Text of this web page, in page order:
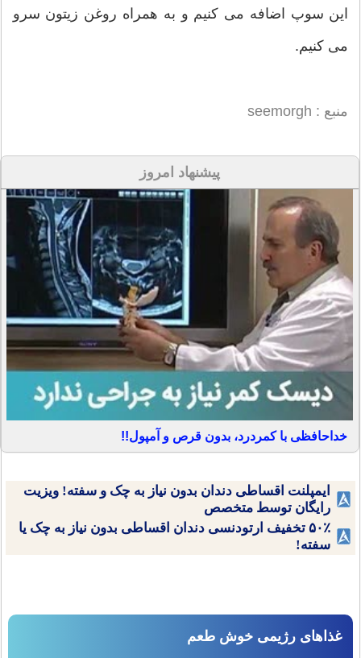
این سوپ اضافه می کنیم و به همراه روغن زیتون سرو
می کنیم.
منبع : seemorgh
پیشنهاد امروز
خداحافظی با کمردرد، بدون قرص و آمپول!!
ایمپلنت اقساطی دندان بدون نیاز به چک و سفته! ویزیت
رایگان توسط متخصص
۵۰٪ تخفیف ارتودنسی دندان اقساطی بدون نیاز به چک یا
سفته!
غذاهای رژیمی خوش طعم